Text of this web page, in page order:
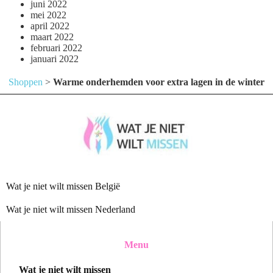
juni 2022
mei 2022
april 2022
maart 2022
februari 2022
januari 2022
Shoppen > Warme onderhemden voor extra lagen in de winter
Wat je niet wilt missen België
Wat je niet wilt missen Nederland
Menu
Wat je niet wilt missen